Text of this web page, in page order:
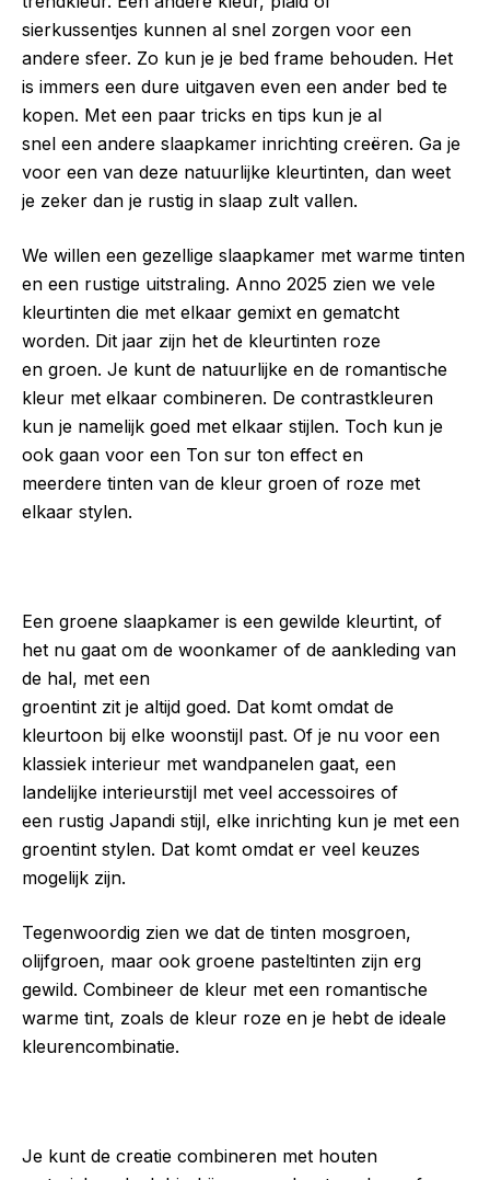
sierkussentjes kunnen al snel zorgen voor een
andere sfeer. Zo kun je je bed frame behouden. Het
is immers een dure uitgaven even een ander bed te
kopen. Met een paar tricks en tips kun je al
snel een andere slaapkamer inrichting creëren. Ga je
voor een van deze natuurlijke kleurtinten, dan weet
je zeker dan je rustig in slaap zult vallen.
We willen een gezellige slaapkamer met warme tinten
en een rustige uitstraling. Anno 2025 zien we vele
kleurtinten die met elkaar gemixt en gematcht
worden. Dit jaar zijn het de kleurtinten roze
en groen. Je kunt de natuurlijke en de romantische
kleur met elkaar combineren. De contrastkleuren
kun je namelijk goed met elkaar stijlen. Toch kun je
ook gaan voor een Ton sur ton effect en
meerdere tinten van de kleur groen of roze met
elkaar stylen.
Een groene slaapkamer is een gewilde kleurtint, of
het nu gaat om de woonkamer of de aankleding van
de hal, met een
groentint zit je altijd goed. Dat komt omdat de
kleurtoon bij elke woonstijl past. Of je nu voor een
klassiek interieur met wandpanelen gaat, een
landelijke interieurstijl met veel accessoires of
een rustig Japandi stijl, elke inrichting kun je met een
groentint stylen. Dat komt omdat er veel keuzes
mogelijk zijn.
Tegenwoordig zien we dat de tinten mosgroen,
olijfgroen, maar ook groene pasteltinten zijn erg
gewild. Combineer de kleur met een romantische
warme tint, zoals de kleur roze en je hebt de ideale
kleurencombinatie.
Je kunt de creatie combineren met houten